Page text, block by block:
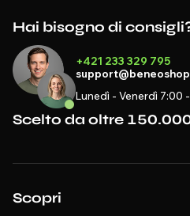
Hai bisogno di
+421 233 329 795
Lunedì - Venerdì 7:00
Scelto da oltre
Scopri